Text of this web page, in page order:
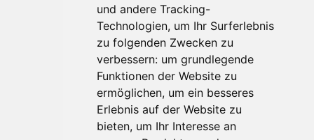
und andere Tracking-
Technologien, um Ihr Surferlebnis
zu folgenden Zwecken zu
verbessern: um grundlegende
Funktionen der Website zu
ermöglichen, um ein besseres
Erlebnis auf der Website zu
bieten, um Ihr Interesse an
Für Makler:innen
Über Uns
Vorteile
Kontakt
Software Partner